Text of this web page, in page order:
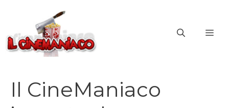
contenuto
Il CineManiaco